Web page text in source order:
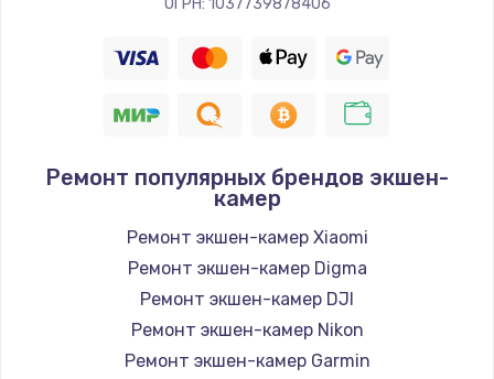
ОГРН: 1037739878406
Ремонт популярных брендов экшен-
камер
Ремонт экшен-камер Xiaomi
Ремонт экшен-камер Digma
Ремонт экшен-камер DJI
Ремонт экшен-камер Nikon
Ремонт экшен-камер Garmin